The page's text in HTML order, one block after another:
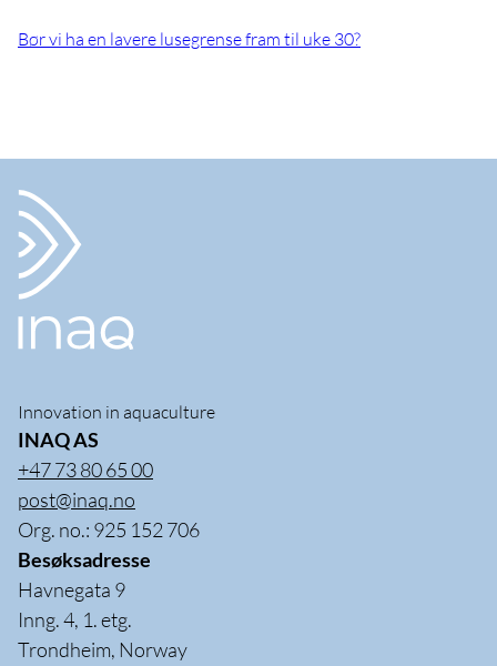
Bør vi ha en lavere lusegrense fram til uke 30?
Innovation in aquaculture
INAQ AS
+47 73 80 65 00
post@inaq.no
Org. no.: 925 152 706
Besøksadresse
Havnegata 9
Inng. 4, 1. etg.
Trondheim, Norway